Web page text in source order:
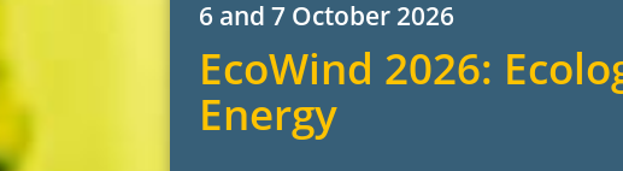
6 and 7 October 2026
EcoWind 2026:
Energy